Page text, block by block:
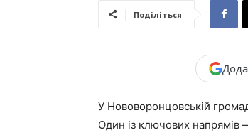
Поділіться
У Нововоронцовській
Один із ключових